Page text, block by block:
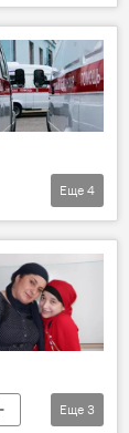
Еще 4
Еще 3